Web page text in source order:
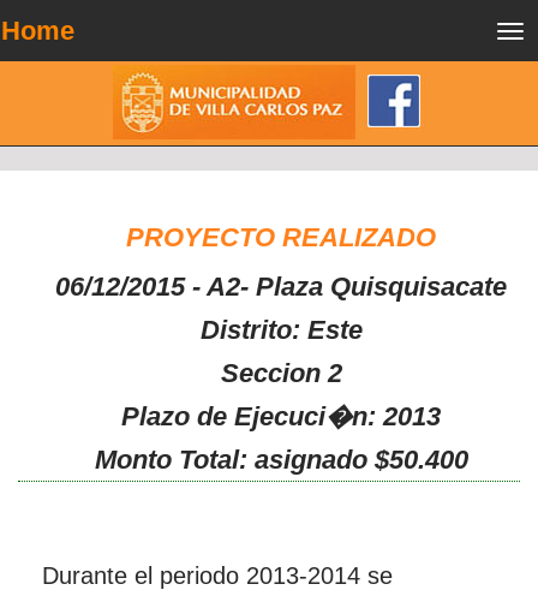
Home
PROYECTO REALIZADO
06/12/2015 - A2- Plaza Quisquisacate
Distrito: Este
Seccion 2
Plazo de Ejecuci�n: 2013
Monto Total: asignado $50.400
Durante el periodo 2013-2014 se